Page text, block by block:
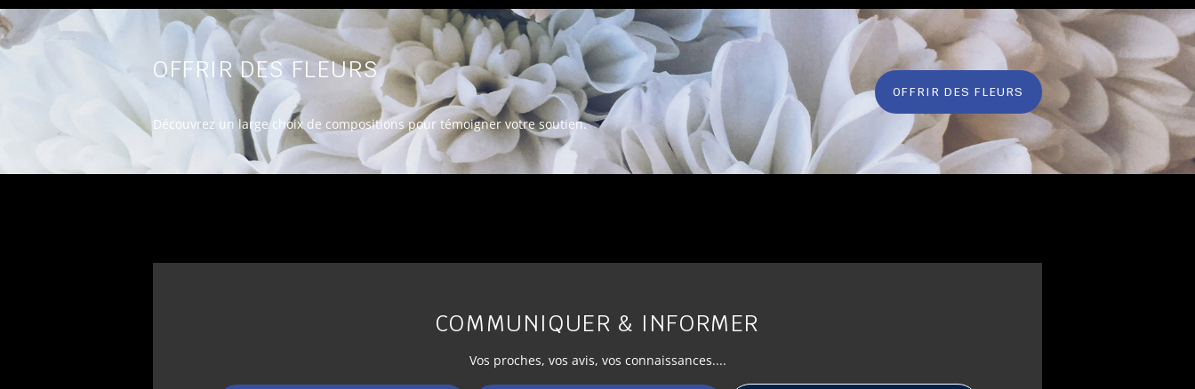
OFFRIR DES FLEURS
Découvrez un large choix de compositions pour témoigner votre soutien.
OFFRIR DES FLEURS
COMMUNIQUER & INFORMER
Vos proches, vos avis, vos connaissances....